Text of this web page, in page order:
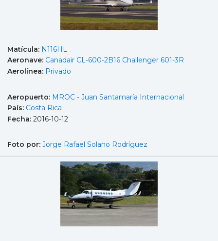
Matícula: N116HL
Aeronave: Canadair CL-600-2B16 Challenger 601-3R
Aerolínea: Privado
Aeropuerto: MROC - Juan Santamaría Internacional
País: Costa Rica
Fecha: 2016-10-12
Foto por: Jorge Rafael Solano Rodríguez